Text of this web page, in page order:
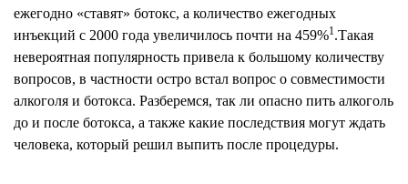
ежегодно «ставят» ботокс, а количество ежегодных
инъекций с 2000 года увеличилось почти на 459%1.Такая
невероятная популярность привела к большому количеству
вопросов, в частности остро встал вопрос о совместимости
алкоголя и ботокса. Разберемся, так ли опасно пить алкоголь
до и после ботокса, а также какие последствия могут ждать
человека, который решил выпить после процедуры.